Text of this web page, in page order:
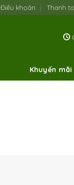
Điều khoản Thanh
Khuyến mãi